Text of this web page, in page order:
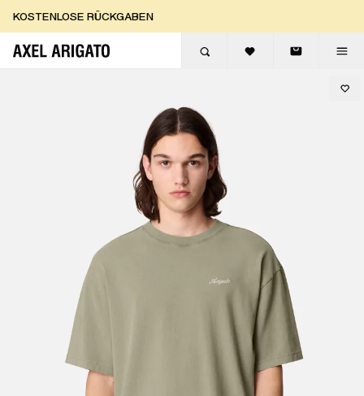
Zum Inhalt springen
KOSTENLOSE RÜCKGABEN
KOSTENLOSE EXPRESSLIEFERUNG